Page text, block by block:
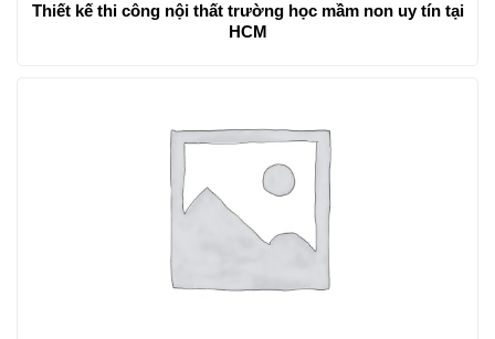
Thiết kế thi công nội thất trường học mầm non uy tín tại
HCM